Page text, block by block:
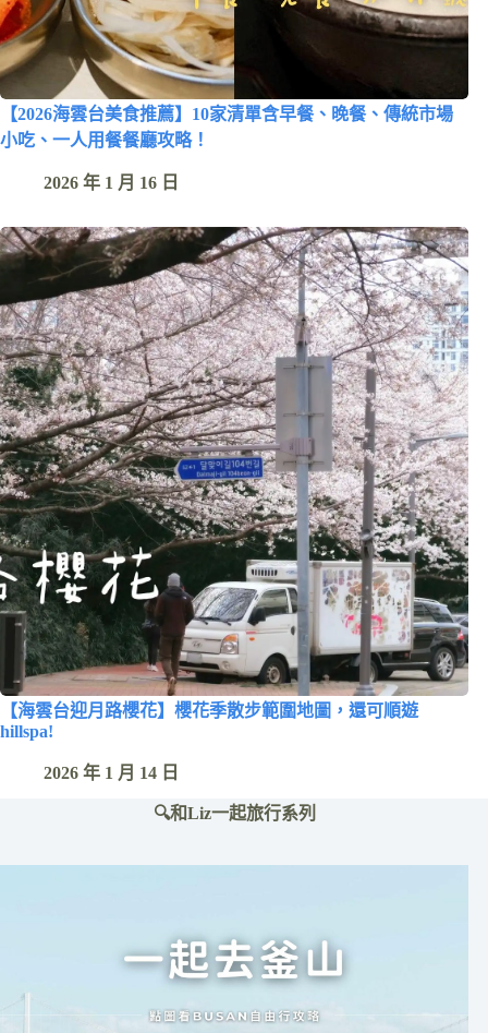
【2026海雲台美食推薦】10家清單含早餐、晚餐、傳統市場
小吃、一人用餐餐廳攻略！
2026 年 1 月 16 日
【海雲台迎月路櫻花】櫻花季散步範圍地圖，還可順遊
hillspa!
2026 年 1 月 14 日
🔍和Liz一起旅行系列